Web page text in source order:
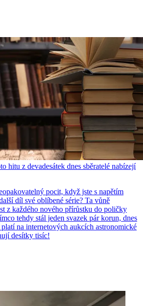
hitu z devadesátek dnes sběratelé nabízejí
pocit, když jste s napětím
díl své oblíbené série? Ta vůně
z každého nového přírůstku do poličky
tehdy stál jeden svazek pár korun, dnes
na internetových aukcích astronomické
desítky tisíc!